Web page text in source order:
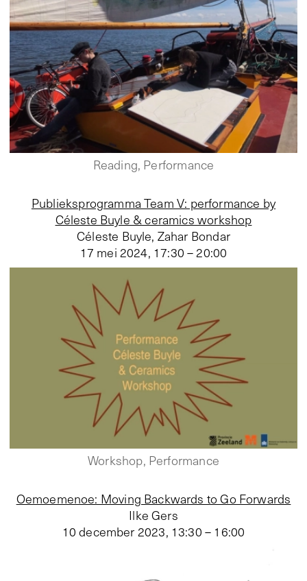
Reading, Performance
Publieksprogramma Team V: performance by
Céleste Buyle & ceramics workshop
Céleste Buyle, Zahar Bondar
17 mei 2024, 17:30 – 20:00
Workshop, Performance
Oemoemenoe: Moving Backwards to Go Forwards
Ilke Gers
10 december 2023, 13:30 – 16:00